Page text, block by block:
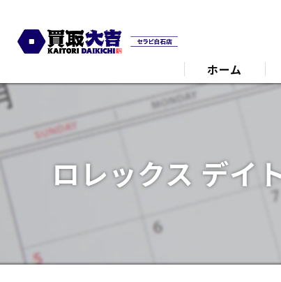
ホーム
ロレックス デイ